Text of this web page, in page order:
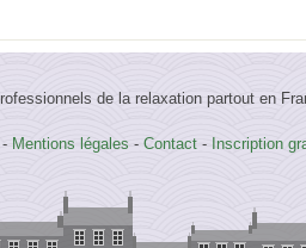
de la relaxation partout en
- Mentions légales - Contact- Inscription